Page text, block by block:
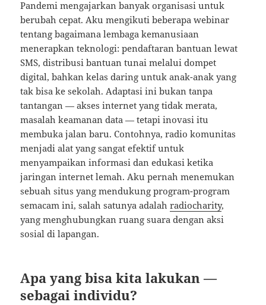
Pandemi mengajarkan banyak organisasi untuk
berubah cepat. Aku mengikuti beberapa webinar
tentang bagaimana lembaga kemanusiaan
menerapkan teknologi: pendaftaran bantuan lewat
SMS, distribusi bantuan tunai melalui dompet
digital, bahkan kelas daring untuk anak-anak yang
tak bisa ke sekolah. Adaptasi ini bukan tanpa
tantangan — akses internet yang tidak merata,
masalah keamanan data — tetapi inovasi itu
membuka jalan baru. Contohnya, radio komunitas
menjadi alat yang sangat efektif untuk
menyampaikan informasi dan edukasi ketika
jaringan internet lemah. Aku pernah menemukan
sebuah situs yang mendukung program-program
semacam ini, salah satunya adalahradiocharity,
yang menghubungkan ruang suara dengan aksi
sosial di lapangan.
Apa yang bisa kita lakukan —
sebagai individu?